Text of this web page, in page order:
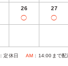
26
◯
27
◯
：定休日 AM ：14:00まで配